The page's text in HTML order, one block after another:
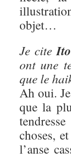
objet…
Je cite
ont une
que le
Ah oui.
que la
tendresse
choses,
l’anse